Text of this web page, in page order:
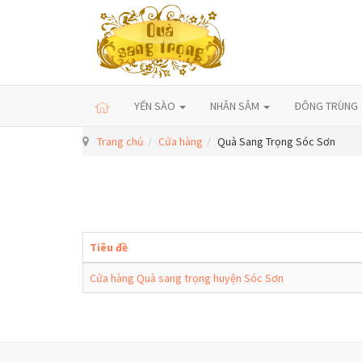
YẾN SÀO NHÂN SÂM ĐÔNG TRÙNG
Trang chủ Cửa hàng Quà Sang Trọng Sóc Sơn
Tiêu đề
Cửa hàng Quà sang trọng huyện Sóc Sơn